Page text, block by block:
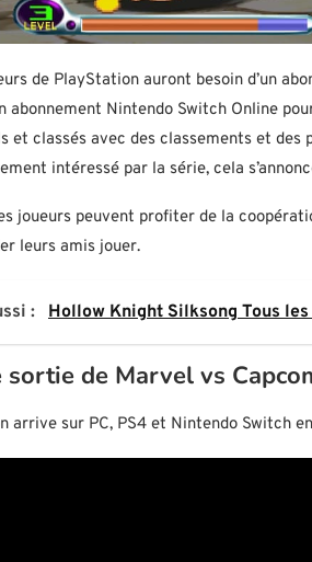
de PlayStation auront besoin d’un
abonnement Nintendo Switch Online
et classés avec des classements et
intéressé par la série, cela
joueurs peuvent profiter de la
leurs amis jouer.
: Hollow Knight Silksong Tous
sortie de Marvel vs
arrive sur PC, PS4 et Nintendo Switch en